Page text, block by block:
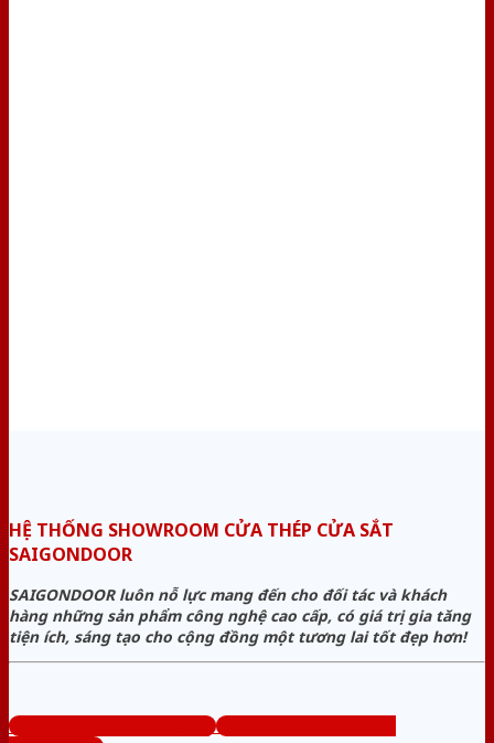
HỆ THỐNG SHOWROOM CỬA THÉP CỬA SẮT
SAIGONDOOR
SAIGONDOOR luôn nỗ lực mang đến cho đối tác và khách
hàng những sản phẩm công nghệ cao cấp, có giá trị gia tăng
tiện ích, sáng tạo cho cộng đồng một tương lai tốt đẹp hơn!
www.cuanhuacomposite.org
Tổng đài tư vấn miễn phí: